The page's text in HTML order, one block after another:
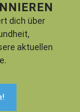
dich über
aktuellen